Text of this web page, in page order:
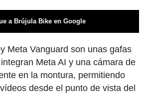
a Brújula Bike en Google
Meta Vanguard son unas gafas
Meta AI y una cámara de
en la montura, permitiendo
desde el punto de vista del